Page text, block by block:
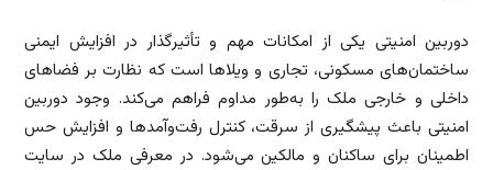
دوربین امنیتی یکی از امکانات مهم و تأثیرگذار در افزایش ایمنی
ساختمان‌های مسکونی، تجاری و ویلاها است که نظارت بر فضاهای
داخلی و خارجی ملک را به‌طور مداوم فراهم می‌کند. وجود دوربین
امنیتی باعث پیشگیری از سرقت، کنترل رفت‌وآمدها و افزایش حس
اطمینان برای ساکنان و مالکین می‌شود. در معرفی ملک در سایت